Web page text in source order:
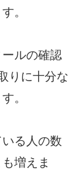
。
ルの確認
りに十分な
。
る人の数
増えま